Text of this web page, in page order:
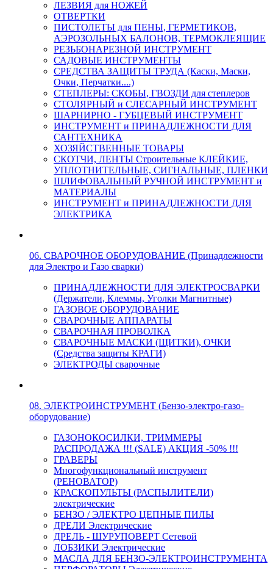
ЛЕЗВИЯ для НОЖЕЙ
ОТВЕРТКИ
ПИСТОЛЕТЫ для ПЕНЫ, ГЕРМЕТИКОВ,
АЭРОЗОЛЬНЫХ БАЛОНОВ, ТЕРМОКЛЕЯЩИЕ
РЕЗЬБОНАРЕЗНОЙ ИНСТРУМЕНТ
САДОВЫЕ ИНСТРУМЕНТЫ
СРЕДСТВА ЗАЩИТЫ ТРУДА (Каски, Маски,
Очки, Перчатки....)
СТЕПЛЕРЫ: СКОБЫ, ГВОЗДИ для степлеров
СТОЛЯРНЫЙ и СЛЕСАРНЫЙ ИНСТРУМЕНТ
ШАРНИРНО - ГУБЦЕВЫЙ ИНСТРУМЕНТ
ИНСТРУМЕНТ и ПРИНАДЛЕЖНОСТИ ДЛЯ
САНТЕХНИКА
ХОЗЯЙСТВЕННЫЕ ТОВАРЫ
СКОТЧИ, ЛЕНТЫ Строительные КЛЕЙКИЕ,
УПЛОТНИТЕЛЬНЫЕ, СИГНАЛЬНЫЕ, ПЛЕНКИ
ШЛИФОВАЛЬНЫЙ РУЧНОЙ ИНСТРУМЕНТ и
МАТЕРИАЛЫ
ИНСТРУМЕНТ и ПРИНАДЛЕЖНОСТИ ДЛЯ
ЭЛЕКТРИКА
06. СВАРОЧНОЕ ОБОРУДОВАНИЕ (Принадлежности
для Электро и Газо сварки)
ПРИНАДЛЕЖНОСТИ ДЛЯ ЭЛЕКТРОСВАРКИ
(Держатели, Клеммы, Уголки Магнитные)
ГАЗОВОЕ ОБОРУДОВАНИЕ
СВАРОЧНЫЕ АППАРАТЫ
СВАРОЧНАЯ ПРОВОЛКА
СВАРОЧНЫЕ МАСКИ (ЩИТКИ), ОЧКИ
(Средства защиты КРАГИ)
ЭЛЕКТРОДЫ сварочные
08. ЭЛЕКТРОИНСТРУМЕНТ (Бензо-электро-газо-
оборудование)
ГАЗОНОКОСИЛКИ, ТРИММЕРЫ
РАСПРОДАЖА !!! (SALE) АКЦИЯ -50% !!!
ГРАВЕРЫ
Многофункциональный инструмент
(РЕНОВАТОР)
КРАСКОПУЛЬТЫ (РАСПЫЛИТЕЛИ)
электрические
БЕНЗО / ЭЛЕКТРО ЦЕПНЫЕ ПИЛЫ
ДРЕЛИ Электрические
ДРЕЛЬ - ШУРУПОВЕРТ Сетевой
ЛОБЗИКИ Электрические
МАСЛА ДЛЯ БЕНЗО-ЭЛЕКТРОИНСТРУМЕНТА